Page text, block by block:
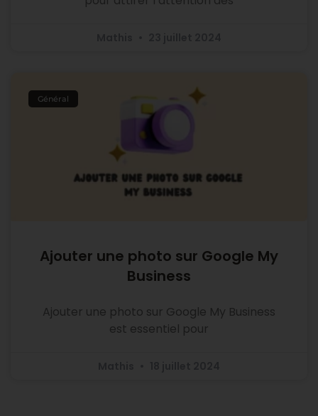
Général
Ajouter une photo sur Google My
Business
Ajouter une photo sur Google My Business
est essentiel pour